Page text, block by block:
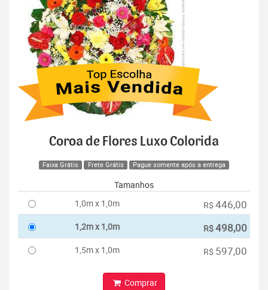
Coroa de Flores Luxo Colorida
Faixa Grátis Frete Grátis Pague somente após a entrega
Tamanhos
1,0m x 1,0m
R$ 446,00
1,2m x 1,0m R$498,00
1,5m x 1,0m R$ 597,00
Comprar